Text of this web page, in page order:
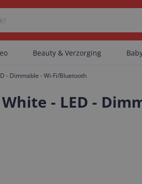
zijn geen categorieën gevonden.
Beauty & Verzorging
- Dimmable - Wi-Fi/Bluetooth
- LED -